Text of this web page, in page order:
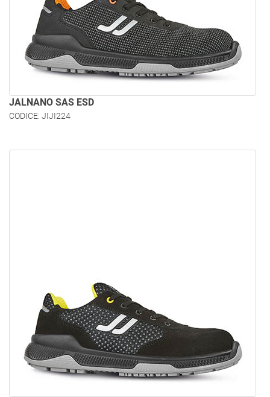
JALNANO SAS ESD
CODICE: JIJI224